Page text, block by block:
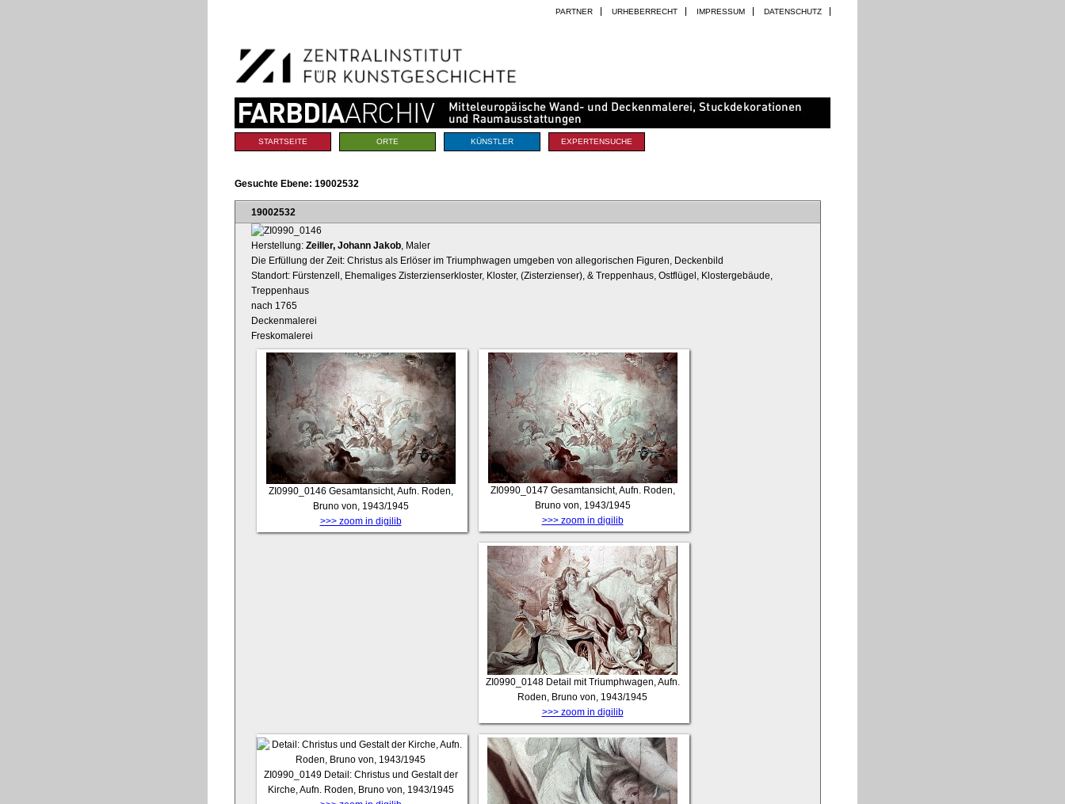
Navigation
PARTNER URHEBERRECHT IMPRESSUM DATENSCHUTZ
Sektionen
STARTSEITE ORTE KÜNSTLER EXPERTENSUCHE
Gesuchte Ebene: 19002532
19002532
Herstellung: Zeiller, Johann Jakob , Maler
Die Erfüllung der Zeit: Christus als Erlöser im Triumphwagen umgeben von allegorischen Figuren, Deckenbild
Standort: Fürstenzell, Ehemaliges Zisterzienserkloster, Kloster, (Zisterzienser), & Treppenhaus, Ostflügel, Klostergebäude,
Treppenhaus
nach 1765
Deckenmalerei
Freskomalerei
ZI0990_0146 Gesamtansicht, Aufn. Roden,
Bruno von, 1943/1945
>>> zoom in digilib
ZI0990_0147 Gesamtansicht, Aufn. Roden,
Bruno von, 1943/1945
>>> zoom in digilib
ZI0990_0148 Detail mit Triumphwagen, Aufn.
Roden, Bruno von, 1943/1945
>>> zoom in digilib
ZI0990_0149 Detail: Christus und Gestalt der
Kirche, Aufn. Roden, Bruno von, 1943/1945